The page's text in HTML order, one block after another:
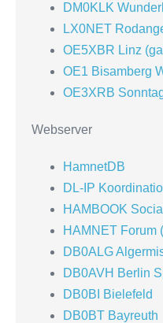
DM0KLK
LX0NET
OE5XBR Linz
OE1 Bisamberg
OE3XRB
Webserver
HamnetDB
DL-IP
HAMBOOK
HAMNET Forum
DB0ALG
DB0AVH Berlin
DB0BI Bielefeld
DB0BT Bayreuth